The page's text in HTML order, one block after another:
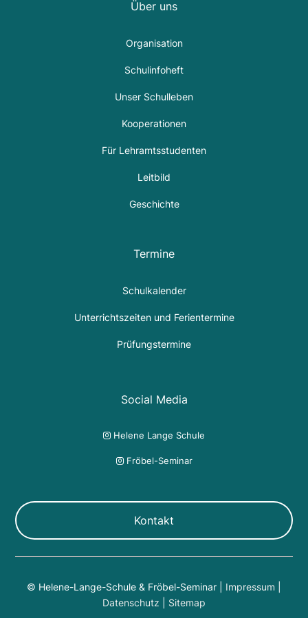
Über uns
Organisation
Schulinfoheft
Unser Schulleben
Kooperationen
Für Lehramtsstudenten
Leitbild
Geschichte
Termine
Schulkalender
Unterrichtszeiten und Ferientermine
Prüfungstermine
Social Media
 Helene Lange Schule
Fröbel-Seminar
Kontakt
© Helene-Lange-Schule & Fröbel-Seminar | Impressum
Datenschutz
Sitemap